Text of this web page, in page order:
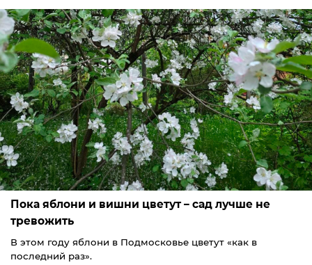
Пока яблони и вишни цветут – сад лучше не
тревожить
В этом году яблони в Подмосковье цветут «как в
последний раз».